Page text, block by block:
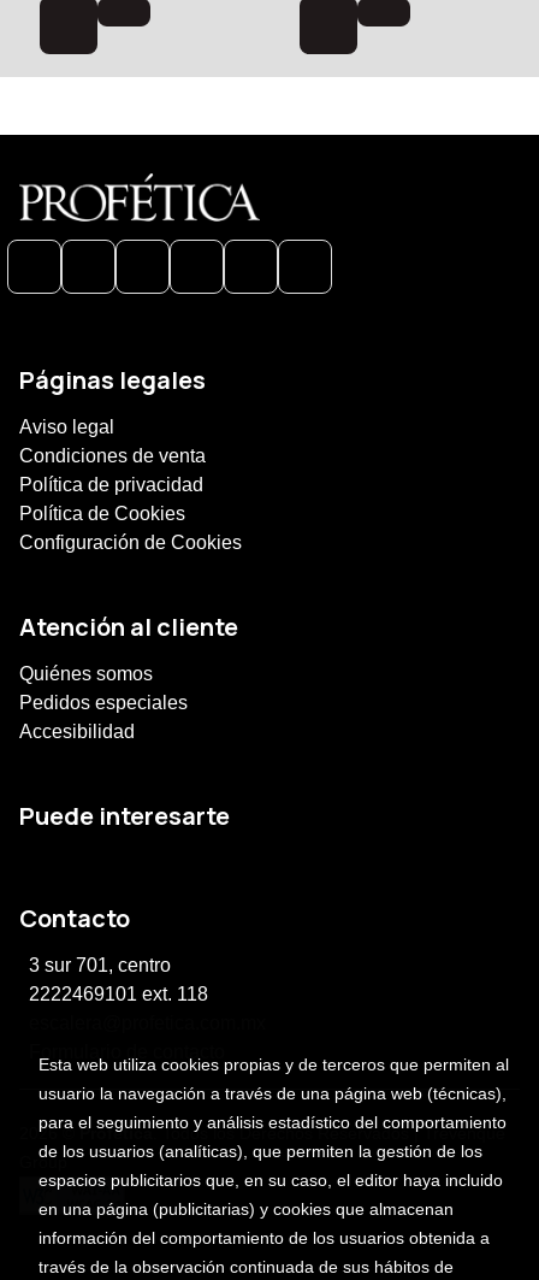
Páginas legales
Aviso legal
Condiciones de venta
Política de privacidad
Política de Cookies
Configuración de Cookies
Atención al cliente
Quiénes somos
Pedidos especiales
Accesibilidad
Puede interesarte
Contacto
3 sur 701, centro
2222469101 ext. 118
2026 © Profética. Todos los Derechos Reservados |Trevenque
Group
Esta web utiliza cookies propias y de terceros que permiten al
usuario la navegación a través de una página web (técnicas),
para el seguimiento y análisis estadístico del comportamiento
de los usuarios (analíticas), que permiten la gestión de los
espacios publicitarios que, en su caso, el editor haya incluido
en una página (publicitarias) y cookies que almacenan
información del comportamiento de los usuarios obtenida a
través de la observación continuada de sus hábitos de